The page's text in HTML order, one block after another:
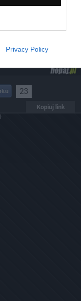
Privacy Policy
23
Kopiuj link